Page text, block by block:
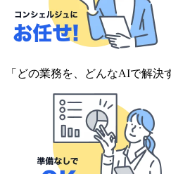
「どの業務を、どんなAIで解決